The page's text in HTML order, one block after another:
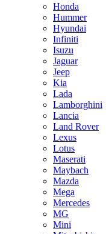
Honda
Hummer
Hyundai
Infiniti
Isuzu
Jaguar
Jeep
Kia
Lada
Lamborghini
Lancia
Land Rover
Lexus
Lotus
Maserati
Maybach
Mazda
Mega
Mercedes
MG
Mini